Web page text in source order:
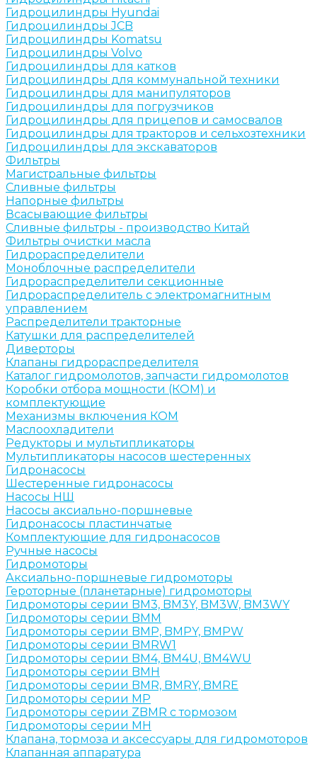
Гидроцилиндры Hyundai
Гидроцилиндры JCB
Гидроцилиндры Komatsu
Гидроцилиндры Volvo
Гидроцилиндры для катков
Гидроцилиндры для коммунальной техники
Гидроцилиндры для манипуляторов
Гидроцилиндры для погрузчиков
Гидроцилиндры для прицепов и самосвалов
Гидроцилиндры для тракторов и сельхозтехники
Гидроцилиндры для экскаваторов
Фильтры
Магистральные фильтры
Сливные фильтры
Напорные фильтры
Всасывающие фильтры
Сливные фильтры - производство Китай
Фильтры очистки масла
Гидрораспределители
Моноблочные распределители
Гидрораспределители секционные
Гидрораспределитель с электромагнитным
управлением
Распределители тракторные
Катушки для распределителей
Диверторы
Клапаны гидрораспределителя
Каталог гидромолотов, запчасти гидромолотов
Коробки отбора мощности (КОМ) и
комплектующие
Механизмы включения КОМ
Маслоохладители
Редукторы и мультипликаторы
Мультипликаторы насосов шестеренных
Гидронасосы
Шестеренные гидронасосы
Насосы НШ
Насосы аксиально-поршневые
Гидронасосы пластинчатые
Комплектующие для гидронасосов
Ручные насосы
Гидромоторы
Аксиально-поршневые гидромоторы
Героторные (планетарные) гидромоторы
Гидромоторы серии BM3, BM3Y, BM3W, BM3WY
Гидромоторы серии BMM
Гидромоторы серии BMP, BMPY, BMPW
Гидромоторы серии BMRW1
Гидромоторы серии BМ4, BM4U, BМ4WU
Гидромоторы серии BМH
Гидромоторы серии BМR, BMRY, BМRE
Гидромоторы серии MP
Гидромоторы серии ZBMR с тормозом
Гидромоторы серии МH
Клапана, тормоза и аксессуары для гидромоторов
Клапанная аппаратура